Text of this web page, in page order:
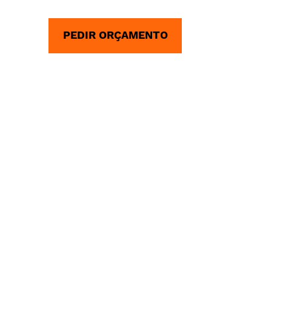
PEDIR ORÇAMENTO